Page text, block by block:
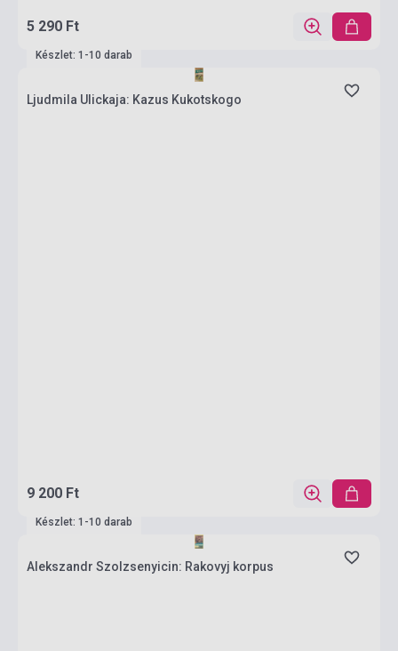
5 290 Ft
Készlet: 1-10 darab
Ljudmila Ulickaja: Kazus Kukotskogo
9 200 Ft
Készlet: 1-10 darab
Alekszandr Szolzsenyicin: Rakovyj korpus